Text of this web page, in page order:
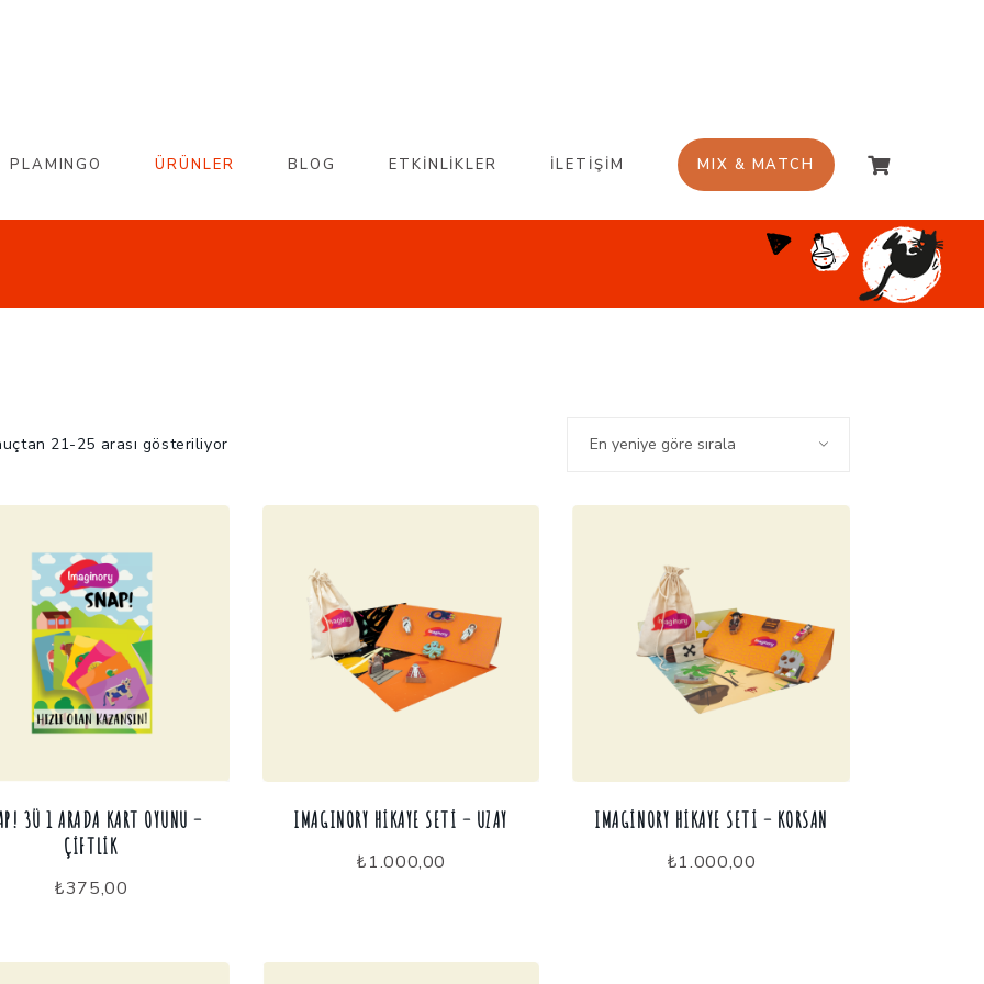
PLAMINGO ÜRÜNLER BLOG ETKİNLİKLER İLETİŞİM MIX & MATCH
21-25 arası gösteriliyorEn En yeniye göre sırala
3Ü 1 ARADA KART OYUNU –
ÇIFTLIK
₺375,00
IMAGINORY HIKAYE SETI – UZAY
₺1.000,00
IMAGINORY HIKAYE SETI – KORSAN
₺1.000,00